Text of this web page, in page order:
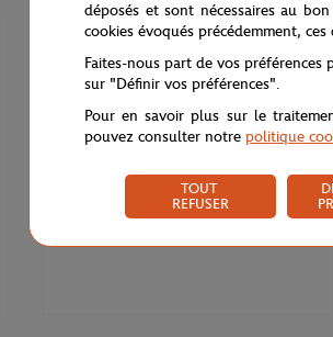
déposés et sont nécessaires au
cookies évoqués précédemment,
Faites-nous part de vos
sur "Définir vos préférences".
Pour en savoir plus sur le
pouvez consulter notre politique
TOUT
REFUSER